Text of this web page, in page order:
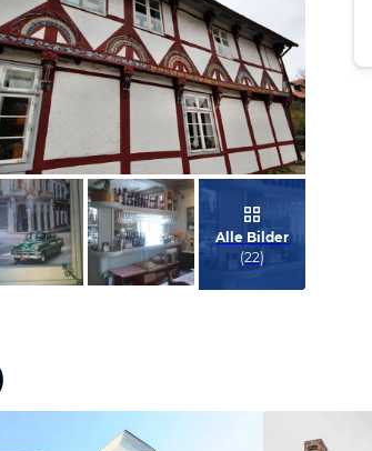
Bild melden
Wolfram
Bild melden
Wolfram
Alle Bilder
(22)